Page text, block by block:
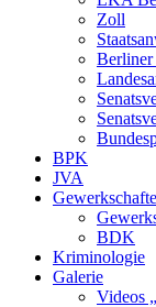
Zoll
Berliner
BPK
JVA
BDK
Kriminologie
Galerie
Videos